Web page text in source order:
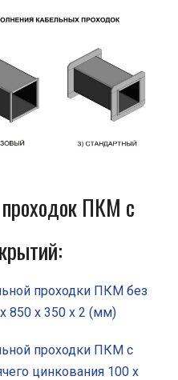
проходок ПКМ с
проходки ПКМ без
850 x 350 x 2 (мм)
проходки ПКМ с
цинкования 100 x